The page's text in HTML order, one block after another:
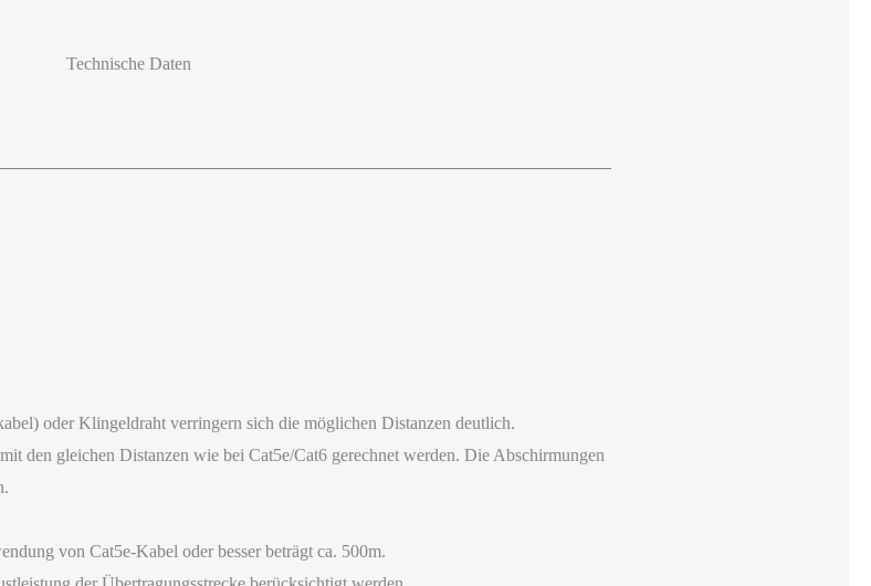
Technische Daten
oder Klingeldraht verringern sich die möglichen Distanzen deutlich.
den gleichen Distanzen wie bei Cat5e/Cat6 gerechnet werden. Die Abschirmungen
von Cat5e-Kabel oder besser beträgt ca. 500m.